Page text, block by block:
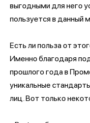
выгодными для него
пользуется в данный
Есть ли польза от
Именно благодаря
прошлого года в
уникальные
лиц. Вот только